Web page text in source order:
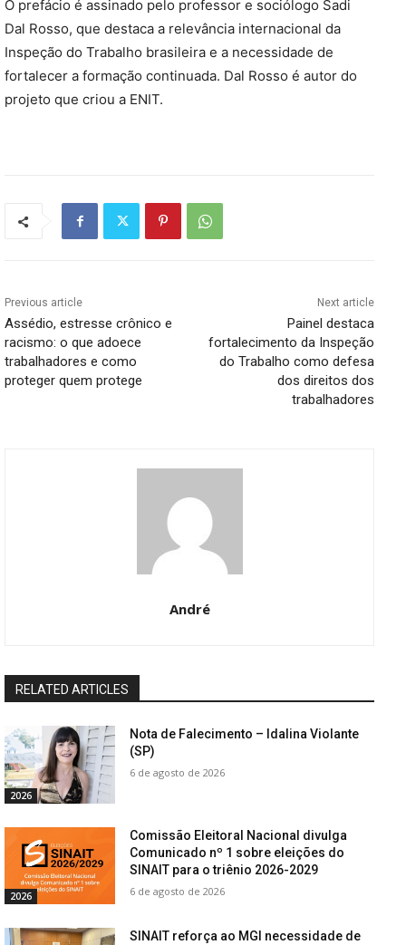
O prefácio é assinado pelo professor e sociólogo Sadi
Dal Rosso, que destaca a relevância internacional da
Inspeção do Trabalho brasileira e a necessidade de
fortalecer a formação continuada. Dal Rosso é autor do
projeto que criou a ENIT.
Previous article
Assédio, estresse crônico e
racismo: o que adoece
trabalhadores e como
proteger quem protege
Next article
Painel destaca
fortalecimento da Inspeção
do Trabalho como defesa
dos direitos dos
trabalhadores
André
RELATED ARTICLES
2026
Nota de Falecimento – Idalina Violante
(SP)
6 de agosto de 2026
2026
Comissão Eleitoral Nacional divulga
Comunicado nº 1 sobre eleições do
SINAIT para o triênio 2026-2029
6 de agosto de 2026
SINAIT reforça ao MGI necessidade de